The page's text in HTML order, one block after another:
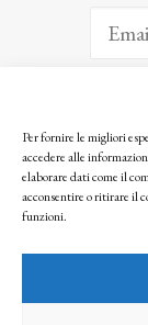
Per fornire le migliori
accedere alle
elaborare dati come il
acconsentire o ritirare il
funzioni.
Facendo clic per
seguendo la nostra
© 2025 Istituto
l’autorizzazione